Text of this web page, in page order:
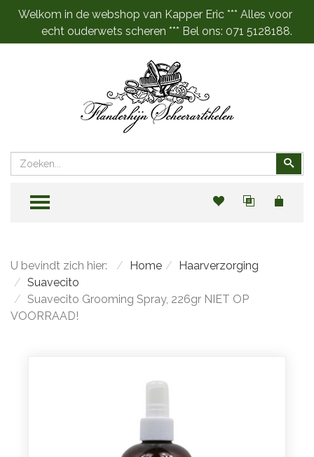
Welkom in de webshop van Kapper Eric *** Alles voor
echt ouderwets scheren *** Bel ons: 071 5128188.
Zoeken
TOGGLE MENU
U bevindt zich hier: Home
Haarverzorging
Suavecito
Suavecito Grooming Spray, 226gr NIET OP
VOORRAAD!